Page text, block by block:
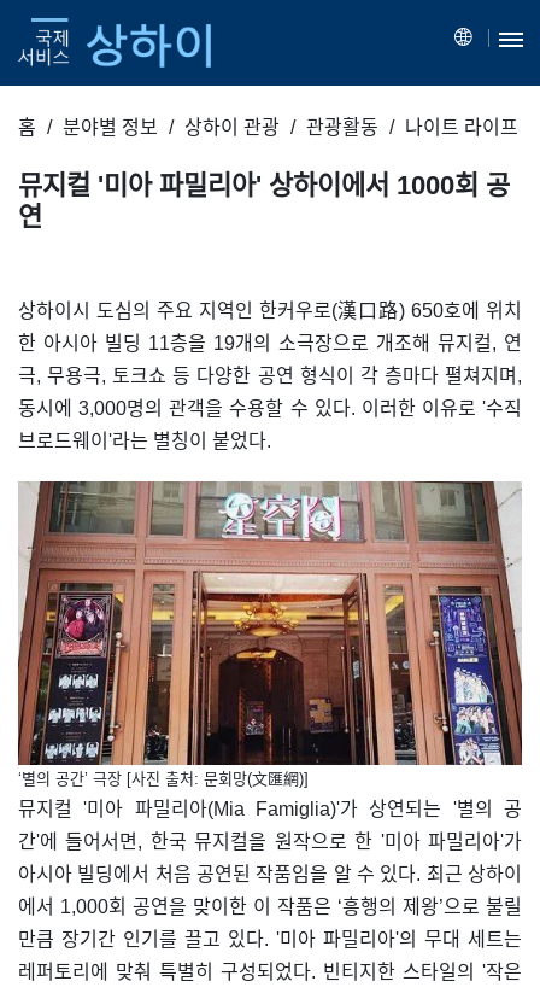
홈 분야별 정보 상하이 관광 관광활동 나이트 라이프
뮤지컬 '미아 파밀리아' 상하이에서 1000회 공
연
상하이시 도심의 주요 지역인 한커우로(漢口路) 650호에 위치
한 아시아 빌딩 11층을 19개의 소극장으로 개조해 뮤지컬, 연
극, 무용극, 토크쇼 등 다양한 공연 형식이 각 층마다 펼쳐지며,
동시에 3,000명의 관객을 수용할 수 있다. 이러한 이유로 '수직
브로드웨이'라는 별칭이 붙었다.
‘별의 공간’ 극장 [사진 출처: 문회망(文匯網)]
뮤지컬 '미아 파밀리아(Mia Famiglia)'가 상연되는 '별의 공
간'에 들어서면, 한국 뮤지컬을 원작으로 한 '미아 파밀리아'가
아시아 빌딩에서 처음 공연된 작품임을 알 수 있다. 최근 상하이
에서 1,000회 공연을 맞이한 이 작품은 ‘흥행의 제왕’으로 불릴
만큼 장기간 인기를 끌고 있다. '미아 파밀리아'의 무대 세트는
레퍼토리에 맞춰 특별히 구성되었다. 빈티지한 스타일의 '작은